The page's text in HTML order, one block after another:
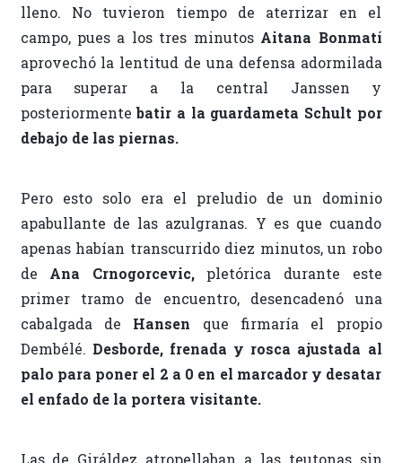
lleno. No tuvieron tiempo de aterrizar en el
campo, pues a los tres minutos Aitana Bonmatí
aprovechó la lentitud de una defensa adormilada
para superar a la central Janssen y
posteriormente batir a la guardameta Schult por
debajo de las piernas.
Pero esto solo era el preludio de un dominio
apabullante de las azulgranas. Y es que cuando
apenas habían transcurrido diez minutos, un robo
de Ana Crnogorcevic,pletórica durante este
primer tramo de encuentro, desencadenó una
cabalgada de Hansen que firmaría el propio
Dembélé. Desborde, frenada y rosca ajustada al
palo para poner el 2 a 0 en el marcador y desatar
el enfado de la portera visitante.
Las de Giráldez atropellaban a las teutonas sin